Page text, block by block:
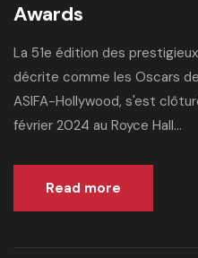
Awards
La 51e édition des
décrite comme les Oscars
ASIFA-Hollywood, s'est
février 2024 au Royce Hall...
Read more